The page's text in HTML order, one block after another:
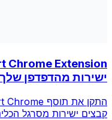
ישירות מהדפדפן שלך
קבצים ישירות מסרגל